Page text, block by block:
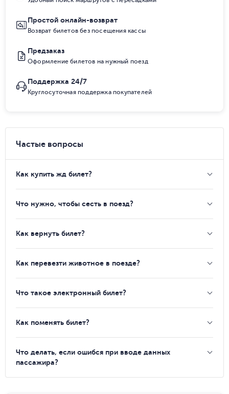
Простой онлайн-возврат
Возврат билетов без посещения кассы
Предзаказ
Оформление билетов на нужный поезд
Поддержка 24/7
Круглосуточная поддержка покупателей
Частые вопросы
Как купить жд билет?
Что нужно, чтобы сесть в поезд?
Как вернуть билет?
Как перевезти животное в поезде?
Что такое электронный билет?
Как поменять билет?
Что делать, если ошибся при вводе данных
пассажира?